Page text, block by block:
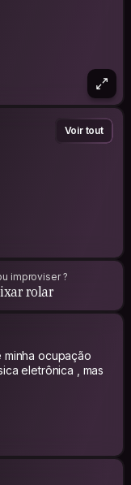
Voir tout
improviser ?
planejamento parcial, mas prefiro deixar rolar
minha ocupação
eletrônica , mas